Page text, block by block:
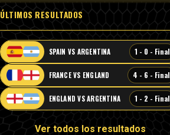
ÚLTIMOS RESULTADOS
SPAIN VS ARGENTINA 1 - 0 - Final
FRANCE VS ENGLAND 4 - 6 - Final
ENGLAND VS ARGENTINA 1 - 2 - Final
Ver todos los resultados